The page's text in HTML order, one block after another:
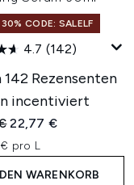
CODE: SALELF
4.7 (142)
142 Rezensenten
incentiviert
Aktueller Preis:
22,77 €
pro L
WARENKORB